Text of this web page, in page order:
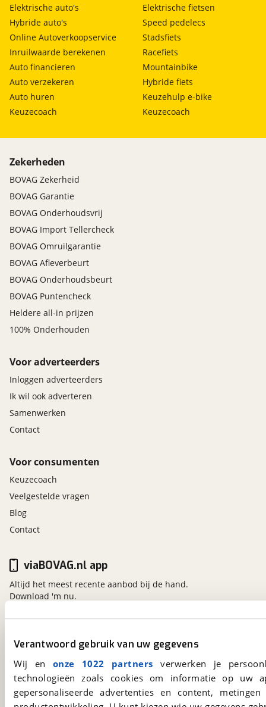
Verantwoord gebruik van uw gegevens
Wij en onze 1022 partners verwerken je
technologieën zoals cookies om informatie op
gepersonaliseerde advertenties en content,
Elektrische auto's
Hybride auto's
Online Autoverkoopservice
Inruilwaarde berekenen
Auto financieren
Auto verzekeren
Auto huren
Keuzecoach
Elektrische fietsen
Speed pedelecs
Stadsfiets
Racefiets
Mountainbike
Hybride fiets
Keuzehulp e-bike
Keuzecoach
Zekerheden
BOVAG Zekerheid
BOVAG Garantie
BOVAG Onderhoudsvrij
BOVAG Import Tellercheck
BOVAG Omruilgarantie
BOVAG Afleverbeurt
BOVAG Onderhoudsbeurt
BOVAG Puntencheck
Heldere all-in prijzen
100% Onderhouden
Voor adverteerders
Inloggen adverteerders
Ik wil ook adverteren
Samenwerken
Contact
Voor consumenten
Keuzecoach
Veelgestelde vragen
Blog
Contact
viaBOVAG.nl
Kosterijland15
3981 AJ
Bunnik
Een initiatief van
BOVAG
viaBOVAG.nl app
Altijd het meest recente aanbod bij de hand.
Download 'm nu.